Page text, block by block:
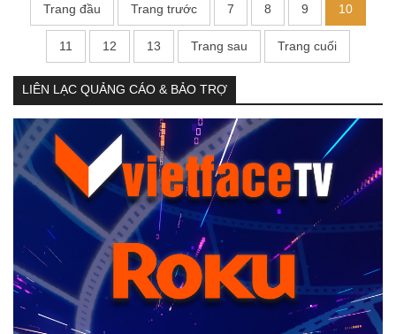
Trang đầu Trang trước 7 8 9 10
11 12 13 Trang sau Trang cuối
LIÊN LẠC QUẢNG CÁO & BẢO TRỢ